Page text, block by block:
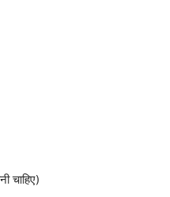
चाहिए)